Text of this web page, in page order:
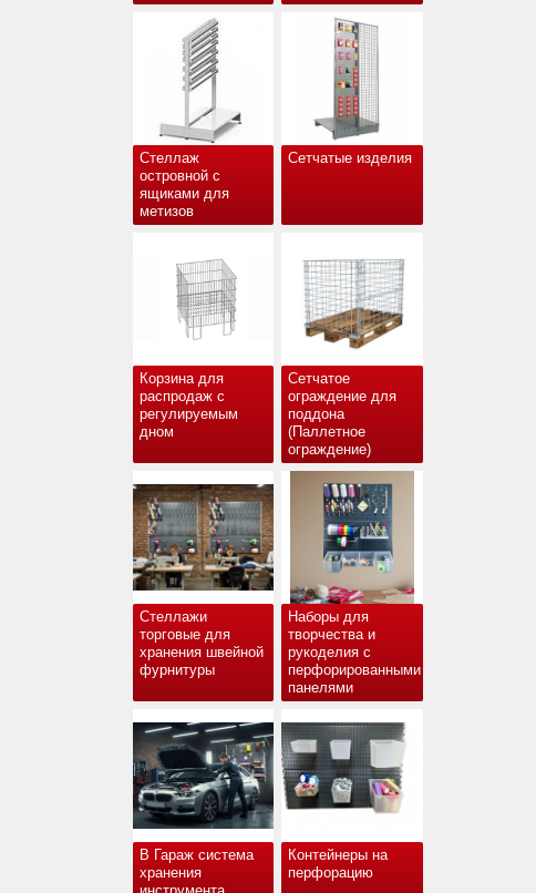
Стеллаж
островной с
ящиками для
метизов
Сетчатые изделия
Корзина для
распродаж с
регулируемым
дном
Сетчатое
ограждение для
поддона
(Паллетное
ограждение)
Стеллажи
торговые для
хранения швейной
фурнитуры
Наборы для
творчества и
рукоделия с
перфорированными
панелями
В Гараж система
хранения
Контейнеры на
перфорацию